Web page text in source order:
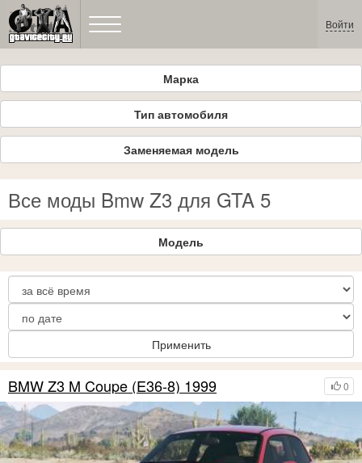
Войти
Марка
Тип автомобиля
Заменяемая модель
Все моды Bmw Z3 для GTA 5
Модель
Применить
0
BMW Z3 M Coupe (E36-8) 1999